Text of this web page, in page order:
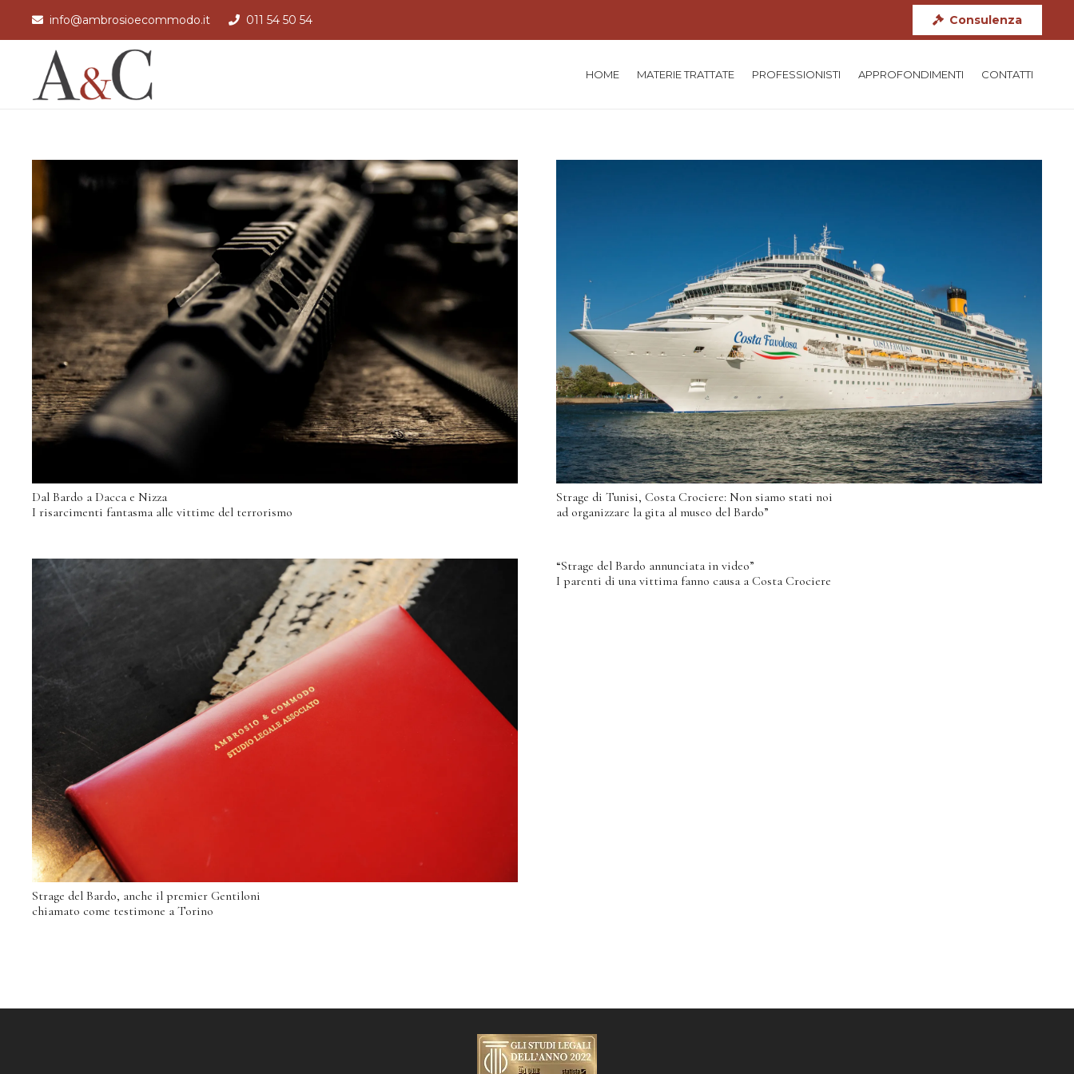
info@ambrosioecommodo.it 011 54 50 54 Consulenza
HOME MATERIE TRATTATE PROFESSIONISTI APPROFONDIMENTI CONTATTI
Dal Bardo a Dacca e Nizza
I risarcimenti fantasma alle vittime del terrorismo
Strage di Tunisi, Costa Crociere: Non siamo stati noi
ad organizzare la gita al museo del Bardo”
Strage del Bardo, anche il premier Gentiloni
chiamato come testimone a Torino
“Strage del Bardo annunciata in video”
I parenti di una vittima fanno causa a Costa Crociere